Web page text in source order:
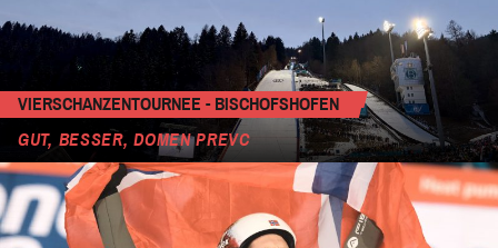
VIERSCHANZENTOURNEE - BISCHOFSHOFEN
GUT, BESSER, DOMEN PREVC